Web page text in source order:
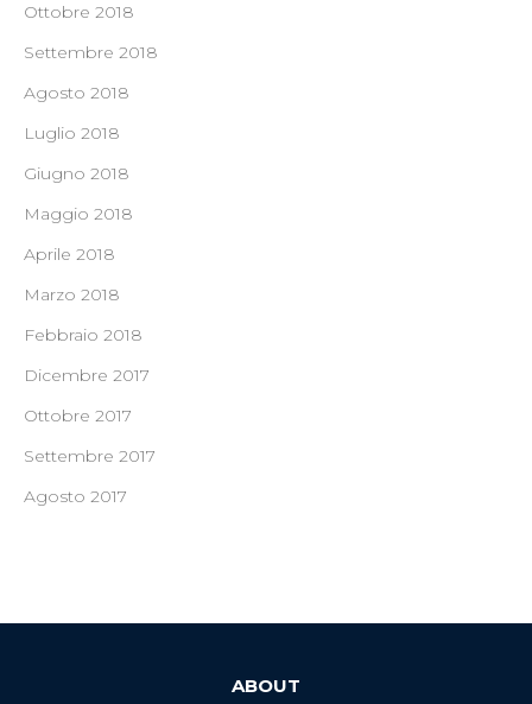
Ottobre 2018
Settembre 2018
Agosto 2018
Luglio 2018
Giugno 2018
Maggio 2018
Aprile 2018
Marzo 2018
Febbraio 2018
Dicembre 2017
Ottobre 2017
Settembre 2017
Agosto 2017
ABOUT